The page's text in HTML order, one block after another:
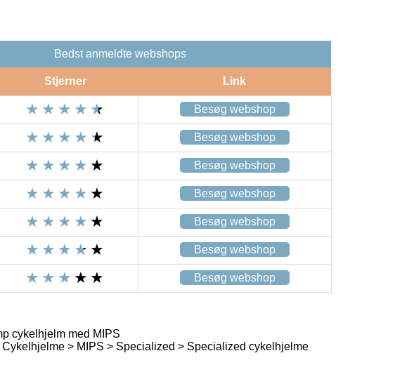
Bedst anmeldte webshops
Stjerner Link
Besøg webshop
Besøg webshop
Besøg webshop
Besøg webshop
Besøg webshop
Besøg webshop
Besøg webshop
cykelhjelm med MIPS
> MIPS > Specialized > Specialized cykelhjelme